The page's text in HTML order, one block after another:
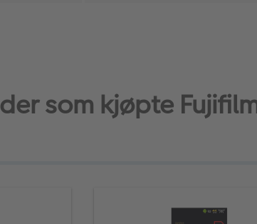
som kjøpte